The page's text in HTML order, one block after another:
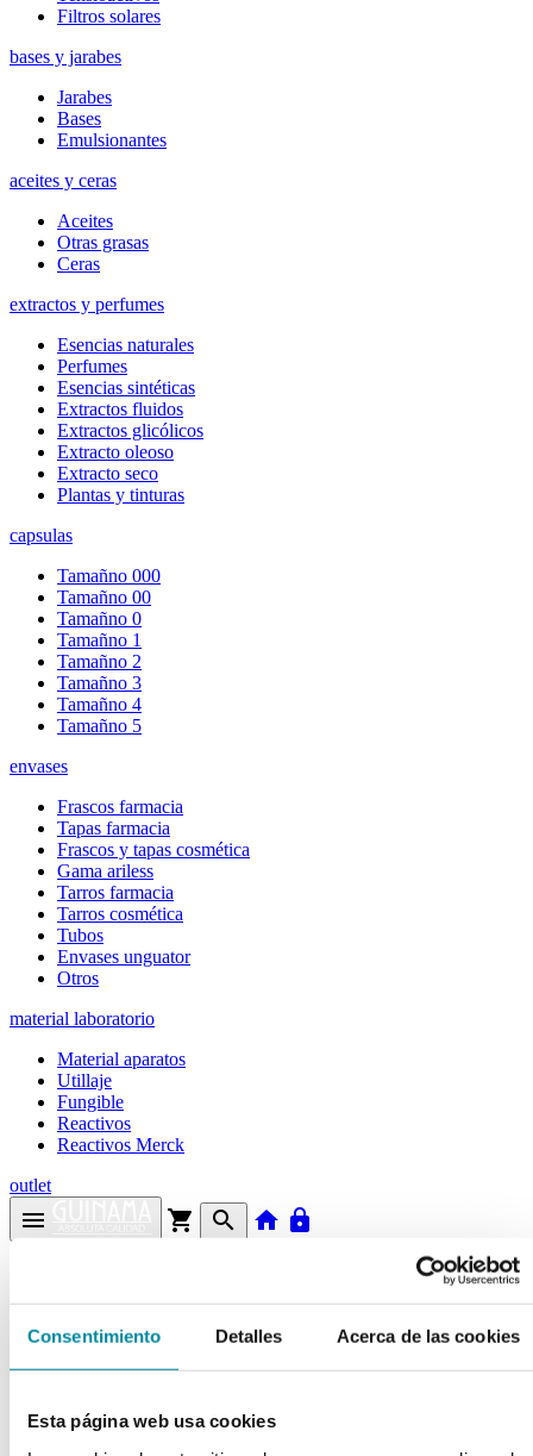
Consentimiento Detalles Acerca de las cookies
Esta página web usa cookies
Filtros solares
bases y jarabes
Jarabes
Bases
Emulsionantes
aceites y ceras
Aceites
Otras grasas
Ceras
extractos y perfumes
Esencias naturales
Perfumes
Esencias sintéticas
Extractos fluidos
Extractos glicólicos
Extracto oleoso
Extracto seco
Plantas y tinturas
capsulas
Tamañno 000
Tamañno 00
Tamañno 0
Tamañno 1
Tamañno 2
Tamañno 3
Tamañno 4
Tamañno 5
envases
Frascos farmacia
Tapas farmacia
Frascos y tapas cosmética
Gama ariless
Tarros farmacia
Tarros cosmética
Tubos
Envases unguator
Otros
material laboratorio
Material aparatos
Utillaje
Fungible
Reactivos
Reactivos Merck
outlet
menu shopping_cart search home lock
arrow_backFicha de producto